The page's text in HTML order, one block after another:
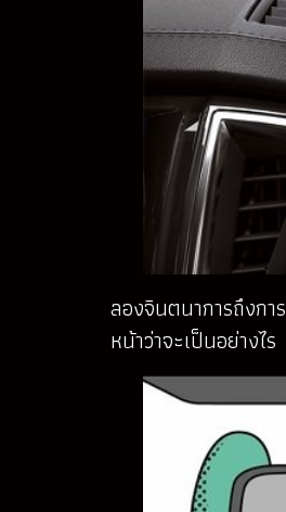
ลองจินตนาการถึงกา
หน้าว่าจะเป็นอย่างไร